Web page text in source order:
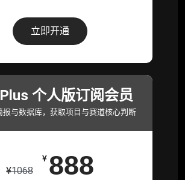
立即开通
个人版订阅会员
报与数据库，获取项目与赛道核心判断
¥1068
¥ 888
全量解锁且每周上新，研究版图已覆盖
道分支，并重点追踪链上金融、支付体
心基础设施与应用演化，一体化呈现
栏目内容（内容依托于研报，快速获
象核心判断）
分析、融资项目解密栏目内容（持续
数据库